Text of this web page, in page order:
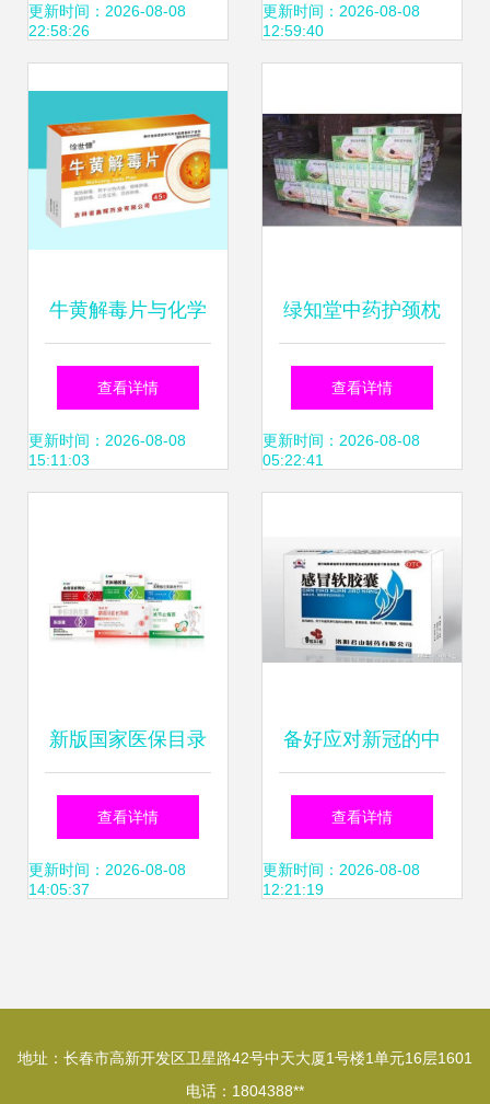
验与智慧
更新时间：2026-08-08
22:58:26
意事项
更新时间：2026-08-08
12:59:40
牛黄解毒片与化学
药制剂的差异与科
学认识
查看详情
更新时间：2026-08-08
15:11:03
绿知堂中药护颈枕
LZT-001 国家专利
认证，现代科技与
作
查看详情
更新时间：2026-08-08
05:22:41
新版国家医保目录
今日施行，联盛中
成药主品临床价值
查看详情
更新时间：2026-08-08
14:05:37
备好应对新冠的中
成药 一药擅解感染
后疼痛
查看详情
更新时间：2026-08-08
12:21:19
地址：长春市高新开发区卫星路42号中天大厦1号楼1单元16层1601
电话：1804388**